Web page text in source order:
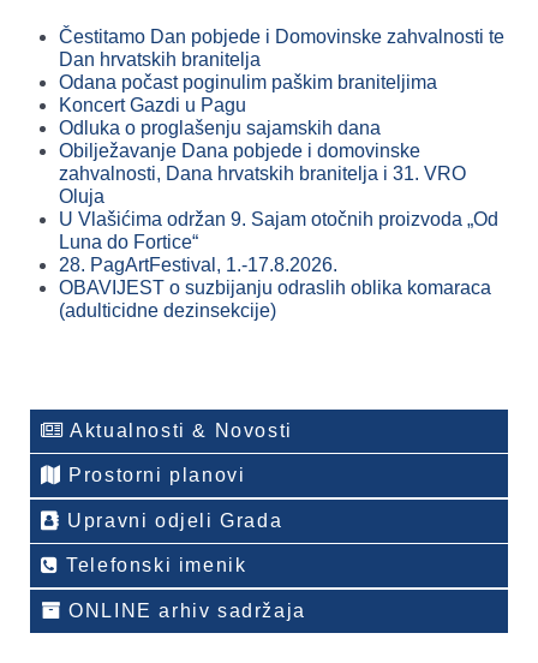
Čestitamo Dan pobjede i Domovinske zahvalnosti te
Dan hrvatskih branitelja
Odana počast poginulim paškim braniteljima
Koncert Gazdi u Pagu
Odluka o proglašenju sajamskih dana
Obilježavanje Dana pobjede i domovinske
zahvalnosti, Dana hrvatskih branitelja i 31. VRO
Oluja
U Vlašićima održan 9. Sajam otočnih proizvoda „Od
Luna do Fortice“
28. PagArtFestival, 1.-17.8.2026.
OBAVIJEST o suzbijanju odraslih oblika komaraca
(adulticidne dezinsekcije)
Aktualnosti & Novosti
Prostorni planovi
Upravni odjeli Grada
Telefonski imenik
ONLINE arhiv sadržaja